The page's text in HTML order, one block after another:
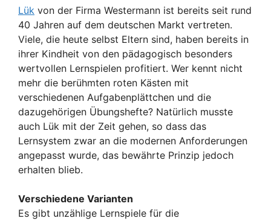
Lük von der Firma Westermann ist bereits seit rund
40 Jahren auf dem deutschen Markt vertreten.
Viele, die heute selbst Eltern sind, haben bereits in
ihrer Kindheit von den pädagogisch besonders
wertvollen Lernspielen profitiert. Wer kennt nicht
mehr die berühmten roten Kästen mit
verschiedenen Aufgabenplättchen und die
dazugehörigen Übungshefte? Natürlich musste
auch Lük mit der Zeit gehen, so dass das
Lernsystem zwar an die modernen Anforderungen
angepasst wurde, das bewährte Prinzip jedoch
erhalten blieb.
Verschiedene Varianten
Es gibt unzählige Lernspiele für die